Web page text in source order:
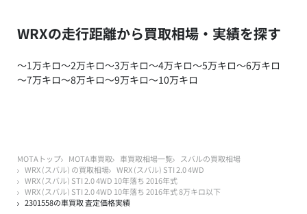
WRXの走行距離から買取相場・実績を探す
～1万キロ～2万キロ～3万キロ～4万キロ～5万キロ～6万キロ
～7万キロ～8万キロ～9万キロ～10万キロ
MOTAトップ MOTA車買取 車買取相場一覧
スバルの買取相場
WRX (スバル) の買取相場
WRX (スバル) STI 2.0 4WD
WRX (スバル) STI 2.0 4WD 10年落ち 2016年式
WRX (スバル) STI 2.0 4WD 10年落ち 2016年式 8万キロ以下
2301558の車買取 査定価格実績